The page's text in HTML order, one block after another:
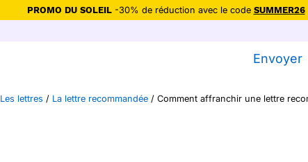
PROMO DU SOLEIL-30% de réduction avec le code SUMMER26
Envoyer
Les lettres / La lettre recommandée / Comment affranchir une lettre